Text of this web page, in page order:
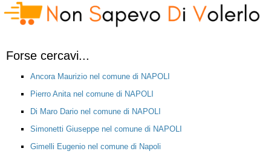
Forse cercavi...
Ancora Maurizio nel comune di NAPOLI
Pierro Anita nel comune di NAPOLI
Di Maro Dario nel comune di NAPOLI
Simonetti Giuseppe nel comune di NAPOLI
Gimelli Eugenio nel comune di Napoli